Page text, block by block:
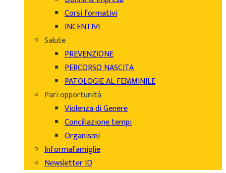
Corsi formativi
INCENTIVI
Salute
PREVENZIONE
PERCORSO NASCITA
PATOLOGIE AL FEMMINILE
Pari opportunità
Violenza di Genere
Conciliazione tempi
Organismi
Informafamiglie
Newsletter ID